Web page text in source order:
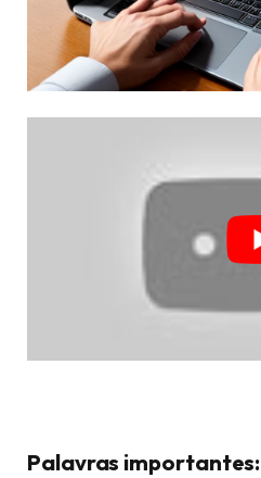
Palavras importantes: